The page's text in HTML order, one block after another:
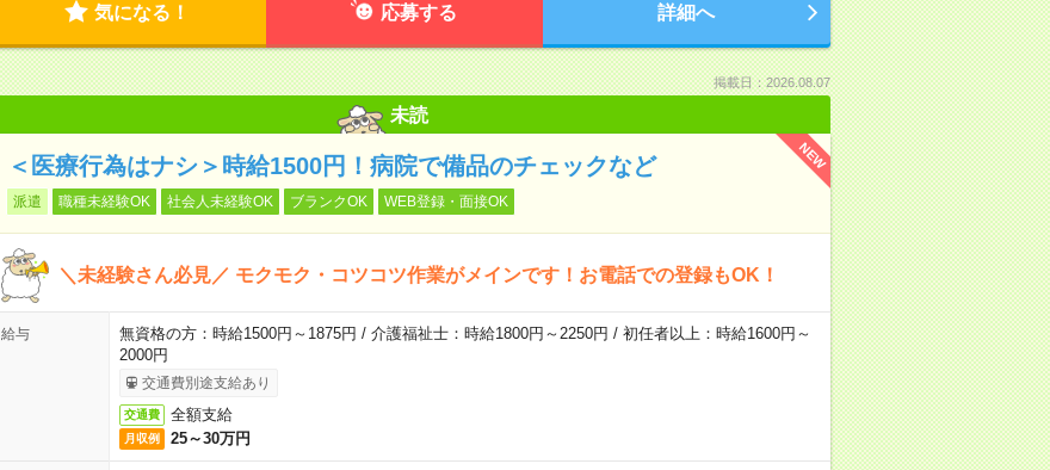
気になる！ 応募する 詳細へ
掲載日：2026.08.07
未読
NEW
＜医療行為はナシ＞時給1500円！病院で備品のチェックなど
派遣 職種未経験OK 社会人未経験OK ブランクOK WEB登録・面接OK
＼未経験さん必見／ モクモク・コツコツ作業がメインです！お電話での登録もOK！
給与
無資格の方：時給1500円～1875円 / 介護福祉士：時給1800円～2250円 / 初任者以上：時給1600円～
2000円
交通費別途支給あり
交通費 全額支給
月収例 25～30万円